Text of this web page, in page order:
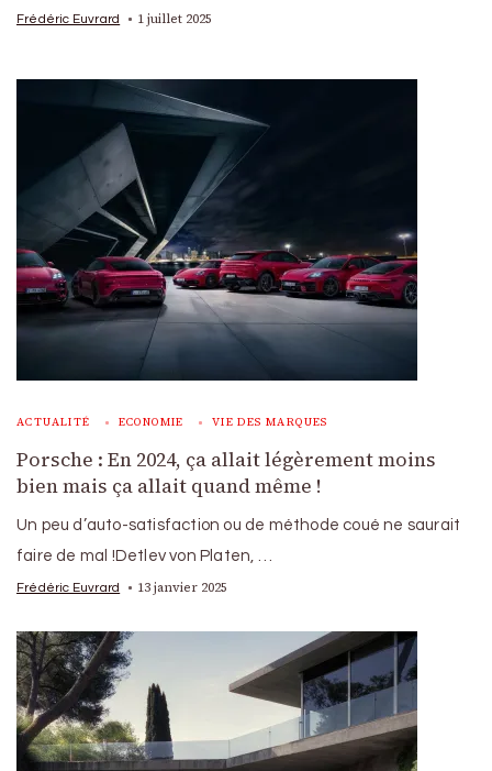
Frédéric Euvrard 1 juillet 2025
ACTUALITÉ ECONOMIE VIE DES MARQUES
Porsche : En 2024, ça allait légèrement moins
bien mais ça allait quand même !
Un peu d’auto-satisfaction ou de méthode coué ne saurait
faire de mal !Detlev von Platen, …
Frédéric Euvrard 13 janvier 2025